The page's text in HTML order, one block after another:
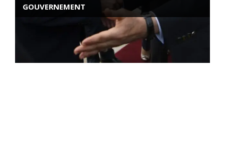
GOUVERNEMENT
ROSE VALLAND, HEROÏNE DE LA RESISTANCE